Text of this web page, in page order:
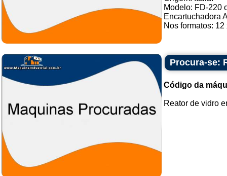
Modelo: FD-220
Encartuchadora
Nos formatos:
Procura-se:
Código da
Reator de vidro